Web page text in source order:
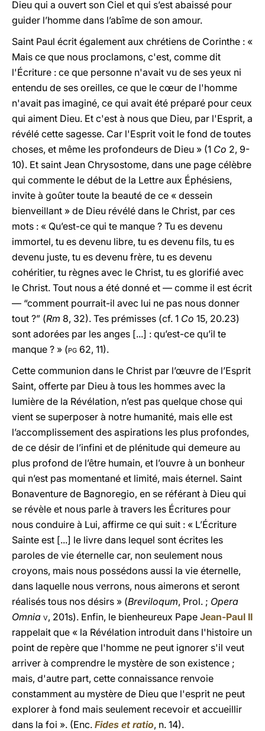
Dieu qui a ouvert son Ciel et qui s’est abaissé pour
guider l’homme dans l’abîme de son amour.
Saint Paul écrit également aux chrétiens de Corinthe : «
Mais ce que nous proclamons, c'est, comme dit
l'Écriture : ce que personne n'avait vu de ses yeux ni
entendu de ses oreilles, ce que le cœur de l'homme
n'avait pas imaginé, ce qui avait été préparé pour ceux
qui aiment Dieu. Et c'est à nous que Dieu, par l'Esprit, a
révélé cette sagesse. Car l'Esprit voit le fond de toutes
choses, et même les profondeurs de Dieu » (1 Co 2, 9-
10). Et saint Jean Chrysostome, dans une page célèbre
qui commente le début de la Lettre aux Éphésiens,
invite à goûter toute la beauté de ce « dessein
bienveillant » de Dieu révélé dans le Christ, par ces
mots : « Qu’est-ce qui te manque ? Tu es devenu
immortel, tu es devenu libre, tu es devenu fils, tu es
devenu juste, tu es devenu frère, tu es devenu
cohéritier, tu règnes avec le Christ, tu es glorifié avec
le Christ. Tout nous a été donné et — comme il est écrit
— “comment pourrait-il avec lui ne pas nous donner
tout ?” (Rm 8, 32). Tes prémisses (cf. 1 Co 15, 20.23)
sont adorées par les anges [...] : qu’est-ce qu’il te
manque ? » (pg 62, 11).
Cette communion dans le Christ par l’œuvre de l’Esprit
Saint, offerte par Dieu à tous les hommes avec la
lumière de la Révélation, n’est pas quelque chose qui
vient se superposer à notre humanité, mais elle est
l’accomplissement des aspirations les plus profondes,
de ce désir de l’infini et de plénitude qui demeure au
plus profond de l’être humain, et l’ouvre à un bonheur
qui n’est pas momentané et limité, mais éternel. Saint
Bonaventure de Bagnoregio, en se référant à Dieu qui
se révèle et nous parle à travers les Écritures pour
nous conduire à Lui, affirme ce qui suit : « L’Écriture
Sainte est [...] le livre dans lequel sont écrites les
paroles de vie éternelle car, non seulement nous
croyons, mais nous possédons aussi la vie éternelle,
dans laquelle nous verrons, nous aimerons et seront
réalisés tous nos désirs » (Breviloqum, Prol. ; Opera
Omnia v, 201s). Enfin, le bienheureux Pape Jean-Paul II
rappelait que « la Révélation introduit dans l'histoire un
point de repère que l'homme ne peut ignorer s'il veut
arriver à comprendre le mystère de son existence ;
mais, d'autre part, cette connaissance renvoie
constamment au mystère de Dieu que l'esprit ne peut
explorer à fond mais seulement recevoir et accueillir
dans la foi ». (Enc. Fides et ratio, n. 14).